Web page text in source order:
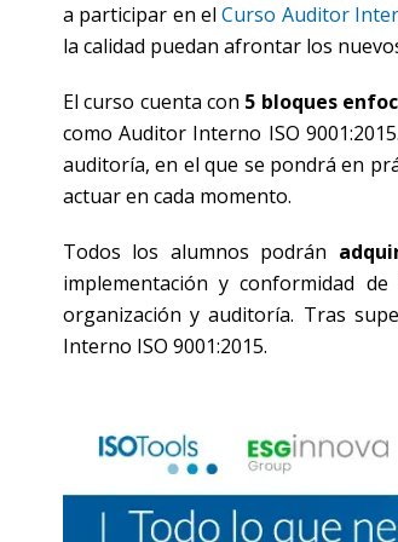
a participar en elCurso Auditor
la calidad puedan afrontar los
El curso cuenta con 5 bloques
como Auditor Interno ISO
auditoría, en el que se pondrá en
actuar en cada momento.
Todos los alumnos podrán
implementación y conformidad
organización y auditoría. Tras
Interno ISO 9001:2015.